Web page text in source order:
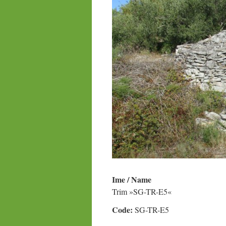
Ime / Name
Trim »SG-TR-E5«
Code: SG-